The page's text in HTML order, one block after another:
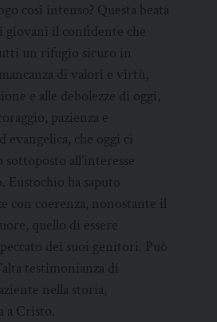
così intenso? Questa beata
giovani il confidente che
un rifugio sicuro in
di valori e virtù,
e alle debolezze di oggi,
pazienza e
evangelica, che oggi ci
all’interesse
Eustochio ha saputo
con coerenza, nonostante il
quello di essere
dei suoi genitori. Può
testimonianza di
nella storia,
a Cristo.